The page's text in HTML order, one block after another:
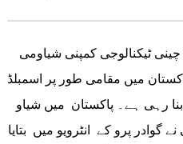
میں مقامی طور پر اسمبلڈ
بنا رہی ہے۔ پاکستان میں شیاو
گوادر پرو کے انٹرویو میں بتایا